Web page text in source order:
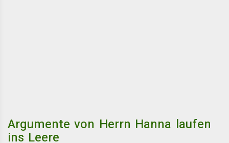
Argumente von Herrn Hanna laufen
ins Leere